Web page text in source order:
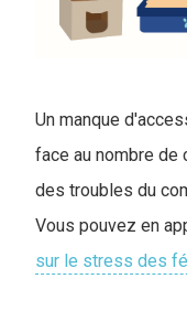
Un manque
face au nombre de
des troubles du
Vous pouvez en
sur le stress des